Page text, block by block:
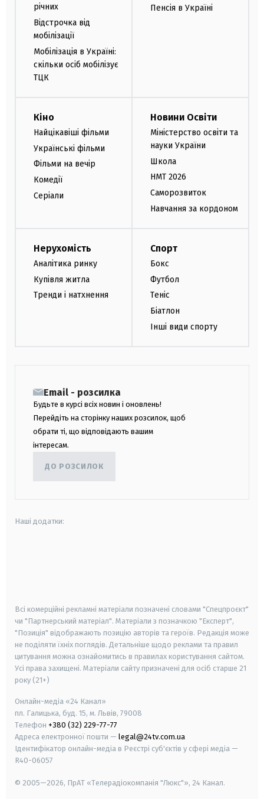
річних
Відстрочка від
мобілізації
Мобілізація в Україні:
скільки осіб мобілізує
ТЦК
Пенсія в Україні
Кіно
Найцікавіші фільми
Українські фільми
Фільми на вечір
Комедії
Серіали
Новини Освіти
Міністерство освіти та
науки України
Школа
НМТ 2026
Саморозвиток
Навчання за кордоном
Нерухомість
Аналітика ринку
Купівля житла
Тренди і натхнення
Спорт
Бокс
Футбол
Теніс
Біатлон
Інші види спорту
Email - розсилка
Будьте в курсі всіх новин і оновлень!
Перейдіть на сторінку наших розсилок, щоб
обрати ті, що відповідають вашим
інтересам.
ДО РОЗСИЛОК
Наші додатки:
Всі комерційні рекламні матеріали позначені словами "Спецпроєкт"
чи "Партнерський матеріал". Матеріали з позначкою "Експерт",
"Позиція" відображають позицію авторів та героїв. Редакція може
не поділяти їхніх поглядів. Детальніше щодо реклами та правил
цитування можна ознайомитись в правилах користування сайтом.
Усі права захищені. Матеріали сайту призначені для осіб старше 21
року (21+)
Онлайн-медіа «24 Канал»
пл. Галицька, буд. 15, м. Львів, 79008
Телефон +380 (32) 229-77-77
Адреса електронної пошти — legal@24tv.com.ua
Ідентифікатор онлайн-медіа в Реєстрі суб'єктів у сфері медіа —
R40-06057
© 2005—2026, ПрАТ «Телерадіокомпанія "Люкс"», 24 Канал.